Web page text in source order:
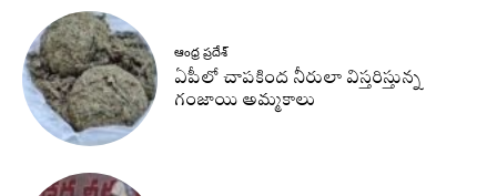
ఆంధ్ర ప్రదేశ్
ఏపీలో చాపకింద నీరులా విస్తరిస్తున్న
గంజాయి అమ్మకాలు